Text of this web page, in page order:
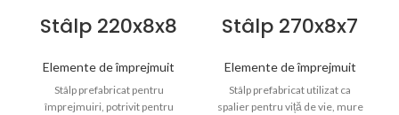
Stâlp 220x8x8
Elemente de împrejmuit
Stâlp prefabricat pentru
împrejmuiri, potrivit pentru
Stâlp 270x8x7
Elemente de împrejmuit
Stâlp prefabricat utilizat ca
spalier pentru viță de vie, mure